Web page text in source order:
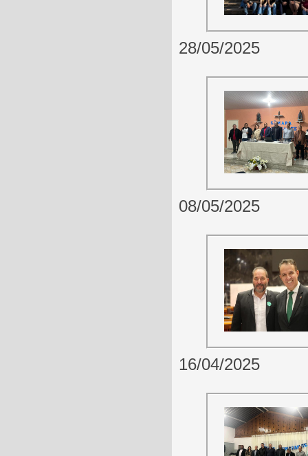
28/05/2025
08/05/2025
16/04/2025